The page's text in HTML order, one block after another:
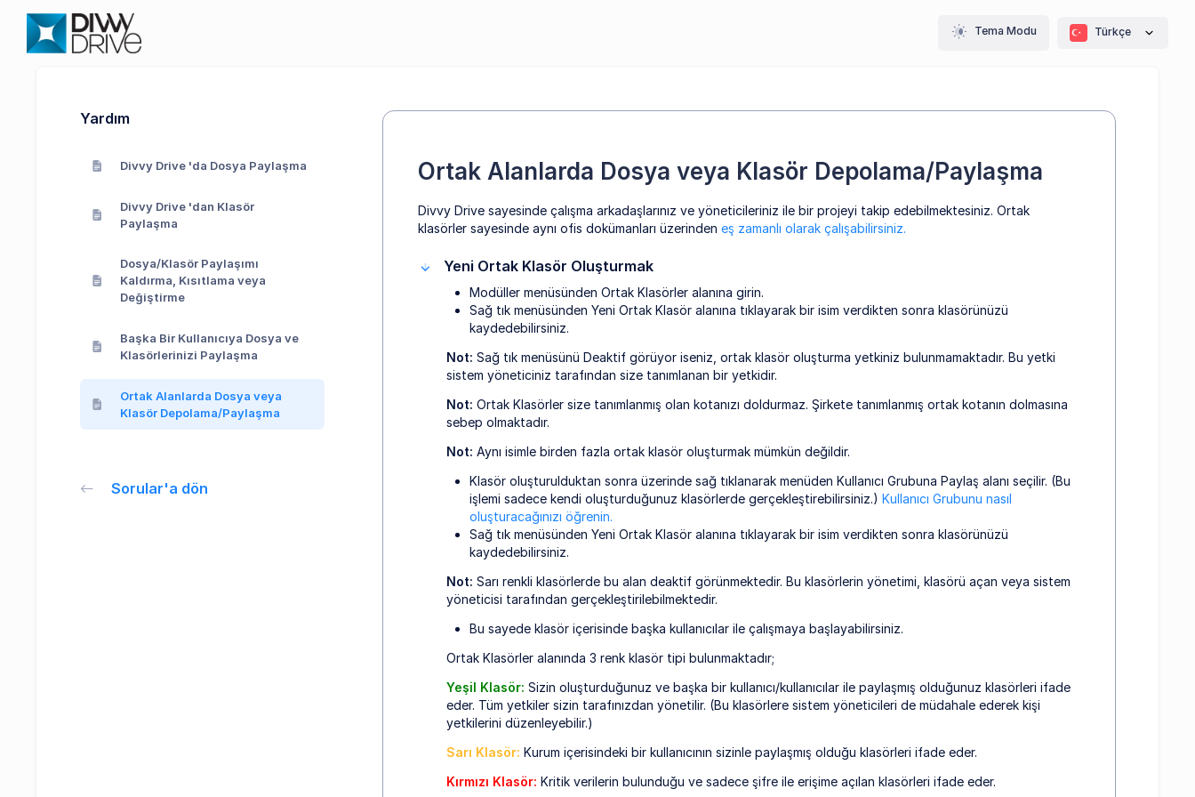
Tema Modu Türkçe
Yardım
Divvy Drive 'da Dosya Paylaşma
Divvy Drive 'dan Klasör
Paylaşma
Dosya/Klasör Paylaşımı
Kaldırma, Kısıtlama veya
Değiştirme
Başka Bir Kullanıcıya Dosya ve
Klasörlerinizi Paylaşma
Ortak Alanlarda Dosya veya
Klasör Depolama/Paylaşma
Sorular'a dön
Ortak Alanlarda Dosya veya Klasör Depolama/Paylaşma
Divvy Drive sayesinde çalışma arkadaşlarınız ve yöneticileriniz ile bir projeyi takip edebilmektesiniz. Ortak
klasörler sayesinde aynı ofis dokümanları üzerinden eş zamanlı olarak çalışabilirsiniz.
Yeni Ortak Klasör Oluşturmak
Modüller menüsünden Ortak Klasörler alanına girin.
Sağ tık menüsünden Yeni Ortak Klasör alanına tıklayarak bir isim verdikten sonra klasörünüzü
kaydedebilirsiniz.
Not: Sağ tık menüsünü Deaktif görüyor iseniz, ortak klasör oluşturma yetkiniz bulunmamaktadır. Bu yetki
sistem yöneticiniz tarafından size tanımlanan bir yetkidir.
Not: Ortak Klasörler size tanımlanmış olan kotanızı doldurmaz. Şirkete tanımlanmış ortak kotanın dolmasına
sebep olmaktadır.
Not: Aynı isimle birden fazla ortak klasör oluşturmak mümkün değildir.
Klasör oluşturulduktan sonra üzerinde sağ tıklanarak menüden Kullanıcı Grubuna Paylaş alanı seçilir. (Bu
işlemi sadece kendi oluşturduğunuz klasörlerde gerçekleştirebilirsiniz.) Kullanıcı Grubunu nasıl
oluşturacağınızı öğrenin.
Sağ tık menüsünden Yeni Ortak Klasör alanına tıklayarak bir isim verdikten sonra klasörünüzü
kaydedebilirsiniz.
Not: Sarı renkli klasörlerde bu alan deaktif görünmektedir. Bu klasörlerin yönetimi, klasörü açan veya sistem
yöneticisi tarafından gerçekleştirilebilmektedir.
Bu sayede klasör içerisinde başka kullanıcılar ile çalışmaya başlayabilirsiniz.
Ortak Klasörler alanında 3 renk klasör tipi bulunmaktadır;
Yeşil Klasör: Sizin oluşturduğunuz ve başka bir kullanıcı/kullanıcılar ile paylaşmış olduğunuz klasörleri ifade
eder. Tüm yetkiler sizin tarafınızdan yönetilir. (Bu klasörlere sistem yöneticileri de müdahale ederek kişi
yetkilerini düzenleyebilir.)
Sarı Klasör: Kurum içerisindeki bir kullanıcının sizinle paylaşmış olduğu klasörleri ifade eder.
Kırmızı Klasör: Kritik verilerin bulunduğu ve sadece şifre ile erişime açılan klasörleri ifade eder.